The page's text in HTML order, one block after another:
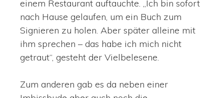
einem Restaurant auftauchte. „Ich bin sofort
nach Hause gelaufen, um ein Buch zum
Signieren zu holen. Aber später alleine mit
ihm sprechen – das habe ich mich nicht
getraut“, gesteht der Vielbelesene.
Zum anderen gab es da neben einer